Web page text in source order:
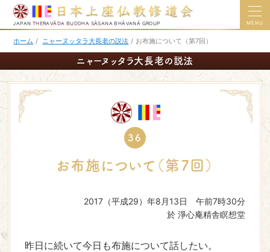
JAPAN THERAVĀDA BUDDHA SĀSANA BHĀVANĀ GROUP MENU
ホーム / ニャーヌッタラ大長老の説法 / お布施について（第7回）
ニャーヌッタラ大長老の説法
36
お布施について（第7回）
2017（平成29）年8月13日 午前7時30分
於 淨心庵精舎瞑想堂
昨日に続いて今日も布施について話したい。